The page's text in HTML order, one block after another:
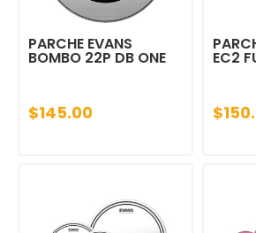
PARCHE EVANS
BOMBO 22P DB ONE
$145.00
EC2